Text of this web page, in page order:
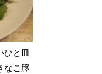
ひと皿
なこ豚